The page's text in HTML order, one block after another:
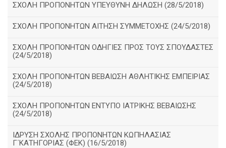
ΣΧΟΛΗ ΠΡΟΠΟΝΗΤΩΝ ΥΠΕΥΘΥΝΗ ΔΗΛΩΣΗ (28/5/2018)
ΣΧΟΛΗ ΠΡΟΠΟΝΗΤΩΝ ΑΙΤΗΣΗ ΣΥΜΜΕΤΟΧΗΣ (24/5/2018)
ΣΧΟΛΗ ΠΡΟΠΟΝΗΤΩΝ ΟΔΗΓΙΕΣ ΠΡΟΣ ΤΟΥΣ ΣΠΟΥΔΑΣΤΕΣ
(24/5/2018)
ΣΧΟΛΗ ΠΡΟΠΟΝΗΤΩΝ ΒΕΒΑΙΩΣΗ ΑΘΛΗΤΙΚΗΣ ΕΜΠΕΙΡΙΑΣ
(24/5/2018)
ΣΧΟΛΗ ΠΡΟΠΟΝΗΤΩΝ ΕΝΤΥΠΟ ΙΑΤΡΙΚΗΣ ΒΕΒΑΙΩΣΗΣ
(24/5/2018)
ΙΔΡΥΣΗ ΣΧΟΛΗΣ ΠΡΟΠΟΝΗΤΩΝ ΚΩΠΗΛΑΣΙΑΣ
Γ΄ΚΑΤΗΓΟΡΙΑΣ (ΦΕΚ) (16/5/2018)